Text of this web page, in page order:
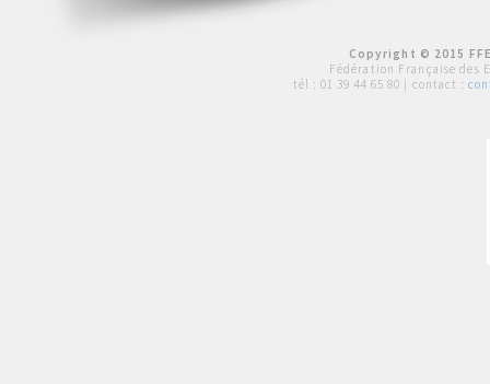
Copyright © 2015
Fédération Française des
tél : 01 39 44 65 80 | contact :